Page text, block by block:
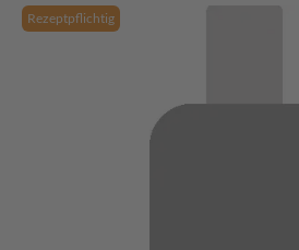
Rezeptpflichtig